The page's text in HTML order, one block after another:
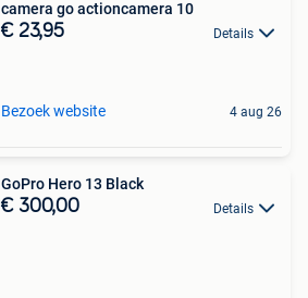
camera go actioncamera 10
€ 23,95 Details
Bezoek website 4 aug 26
GoPro Hero 13 Black
€ 300,00 Details